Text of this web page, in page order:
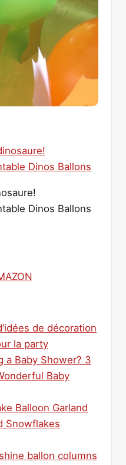
Dinos Ballons
de décoration
la party
a Baby Shower? 3
Baby
Balloon Garland
Snowflakes
ballon columns